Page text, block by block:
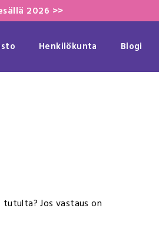
2026 >>
Henkilökunta Blogi
Jos vastaus on